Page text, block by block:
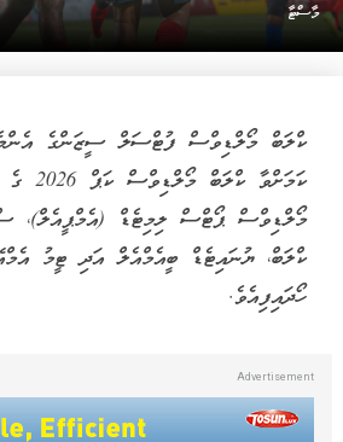
މާސްޓާ
ކްލަބް މޯލްޑިވްސް ފުޓްސަލް ސީޒަންގެ
މޯލްޑިވްސް ޕޯޓްސް ލިމިޓެޑް (އެމްޕީއެލް)،
ކްލަބް، ޔުނައިޓެޑް ބީއެމްއެލް އަދި ޓީމު
ހޯދައިފިއެވެ.